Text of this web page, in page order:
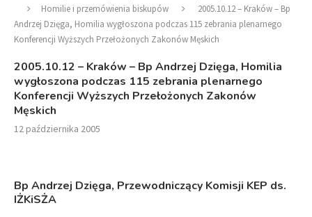
Homilie i przemówienia biskupów
2005.10.12 – Kraków – Bp
Andrzej Dzięga, Homilia wygłoszona podczas 115 zebrania plenarnego
Konferencji Wyższych Przełożonych Zakonów Męskich
2005.10.12 – Kraków – Bp Andrzej Dzięga, Homilia
wygłoszona podczas 115 zebrania plenarnego
Konferencji Wyższych Przełożonych Zakonów
Męskich
12 października 2005
Bp Andrzej Dzięga, Przewodniczący Komisji KEP ds.
IŻKiSŻA